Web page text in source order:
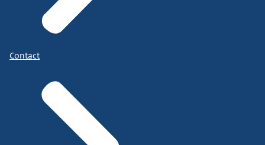
Contact